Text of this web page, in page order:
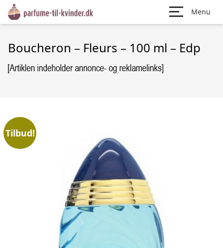
Menu
Boucheron – Fleurs – 100 ml – Edp
Tilbud!